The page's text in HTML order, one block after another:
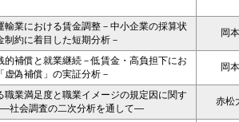
輸業における賃金調整－中小企業の採算状
制約に着目した短期分析－
岡
的補償と就業継続－低賃金・高負担下にお
虚偽補償」の実証分析－
岡
職業満足度と職業イメージの規定因に関す
―社会調査の二次分析を通して―
赤松